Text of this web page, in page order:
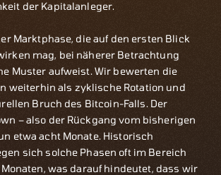
der Kapitalanleger.
Marktphase, die auf den ersten Blick
mag, bei näherer Betrachtung
Muster aufweist. Wir bewerten die
weiterhin als zyklische Rotation und
Bruch des Bitcoin-Falls. Der
– also der Rückgang vom bisherigen
etwa acht Monate. Historisch
sich solche Phasen oft im Bereich
was darauf hindeutet, dass wir